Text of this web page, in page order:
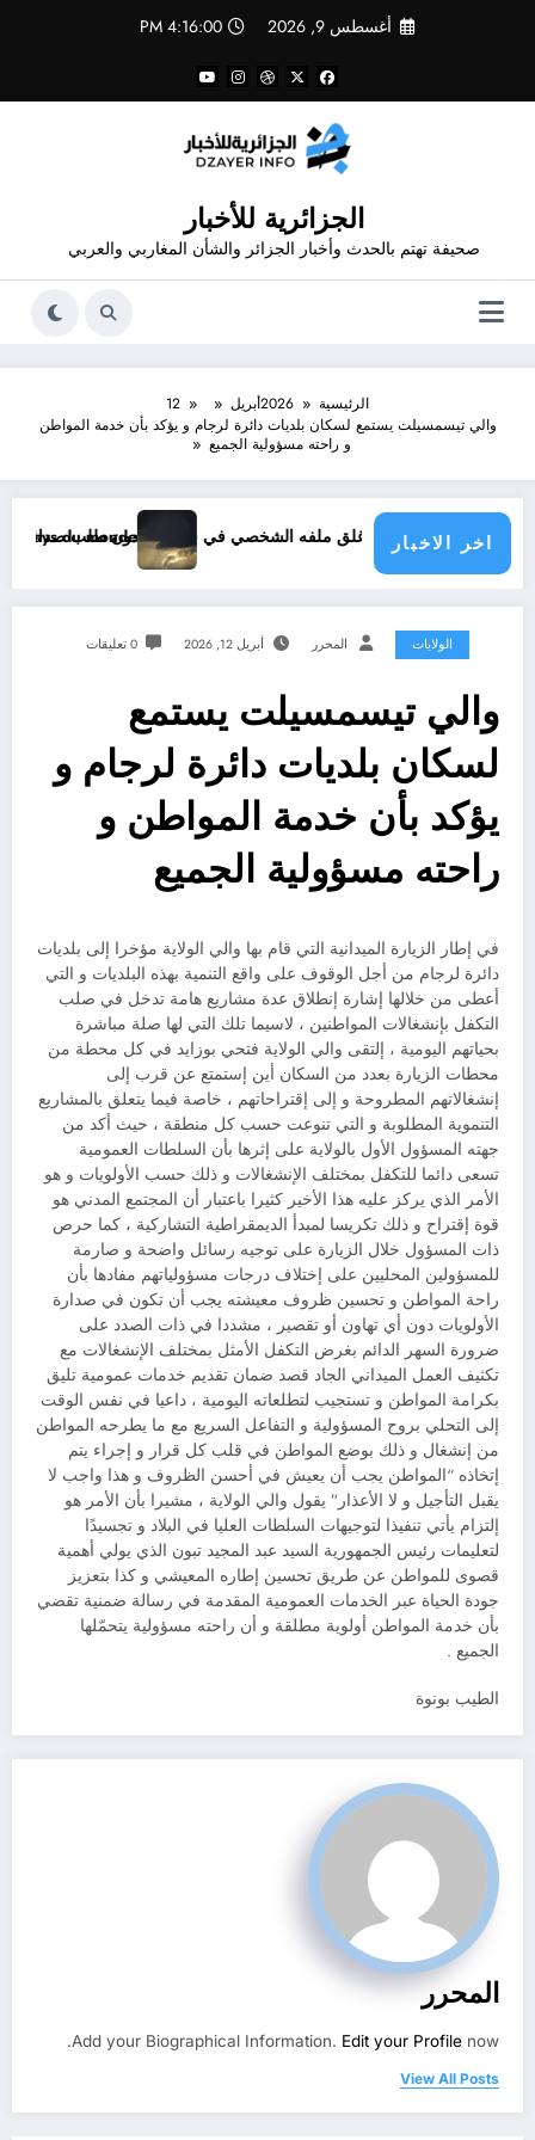
أغسطس 9, 2026 4:16:00 PM
الجزائرية للأخبار
صحيفة تهتم بالحدث وأخبار الجزائر والشأن المغاربي والعربي
الرئيسية 2026أبريل
12
والي تيسمسيلت يستمع لسكان بلديات دائرة لرجام و يؤكد بأن خدمة المواطن
و راحته مسؤولية الجميع
اخر الاخبار
الشخصي في فيسبوك دون طلب صداقة .. الاطلاع على محتوى صفحة شخص اغلق ملفه الشخصي في فيسبوك دون طلب صداقة
les pays du monde
الولايات المحرر أبريل 12, 2026 0 تعليقات
والي تيسمسيلت يستمع
لسكان بلديات دائرة لرجام و
يؤكد بأن خدمة المواطن و
راحته مسؤولية الجميع
في إطار الزيارة الميدانية التي قام بها والي الولاية مؤخرا إلى بلديات
دائرة لرجام من أجل الوقوف على واقع التنمية بهذه البلديات و التي
أعطى من خلالها إشارة إنطلاق عدة مشاريع هامة تدخل في صلب
التكفل بإنشغالات المواطنين ، لاسيما تلك التي لها صلة مباشرة
بحياتهم اليومية ، إلتقى والي الولاية فتحي بوزايد في كل محطة من
محطات الزيارة بعدد من السكان أين إستمتع عن قرب إلى
إنشغالاتهم المطروحة و إلى إقتراحاتهم ، خاصة فيما يتعلق بالمشاريع
التنموية المطلوبة و التي تنوعت حسب كل منطقة ، حيث أكد من
جهته المسؤول الأول بالولاية على إثرها بأن السلطات العمومية
تسعى دائما للتكفل بمختلف الإنشغالات و ذلك حسب الأولويات و هو
الأمر الذي يركز عليه هذا الأخير كثيرا باعتبار أن المجتمع المدني هو
قوة إقتراح و ذلك تكريسا لمبدأ الديمقراطية التشاركية ، كما حرص
ذات المسؤول خلال الزيارة على توجيه رسائل واضحة و صارمة
للمسؤولين المحليين على إختلاف درجات مسؤولياتهم مفادها بأن
راحة المواطن و تحسين ظروف معيشته يجب أن تكون في صدارة
الأولويات دون أي تهاون أو تقصير ، مشددا في ذات الصدد على
ضرورة السهر الدائم بغرض التكفل الأمثل بمختلف الإنشغالات مع
تكثيف العمل الميداني الجاد قصد ضمان تقديم خدمات عمومية تليق
بكرامة المواطن و تستجيب لتطلعاته اليومية ، داعيا في نفس الوقت
إلى التحلي بروح المسؤولية و التفاعل السريع مع ما يطرحه المواطن
من إنشغال و ذلك بوضع المواطن في قلب كل قرار و إجراء يتم
إتخاذه “المواطن يجب أن يعيش في أحسن الظروف و هذا واجب لا
يقبل التأجيل و لا الأعذار” يقول والي الولاية ، مشيرا بأن الأمر هو
إلتزام يأتي تنفيذا لتوجيهات السلطات العليا في البلاد و تجسيدًا
لتعليمات رئيس الجمهورية السيد عبد المجيد تبون الذي يولي أهمية
قصوى للمواطن عن طريق تحسين إطاره المعيشي و كذا بتعزيز
جودة الحياة عبر الخدمات العمومية المقدمة في رسالة ضمنية تقضي
بأن خدمة المواطن أولوية مطلقة و أن راحته مسؤولية يتحمّلها
الجميع .
الطيب بونوة
المحرر
Add your Biographical Information. Edit your Profile now.
View All Posts